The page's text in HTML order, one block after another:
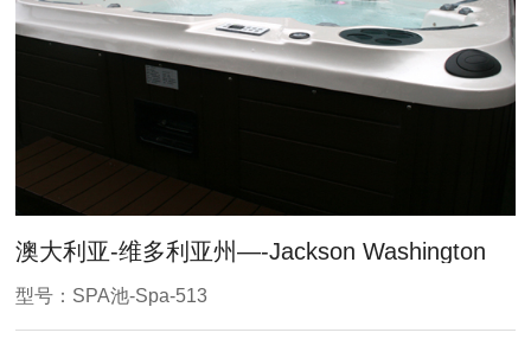
澳大利亚-维多利亚州—-Jackson Washington
型号：SPA池-Spa-513